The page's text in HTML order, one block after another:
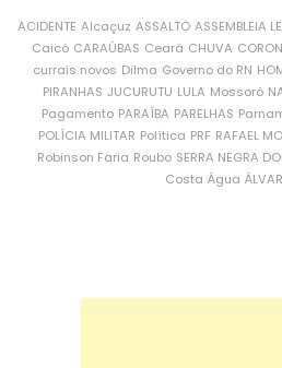
ACIDENTE Alcaçuz ASSALTO ASSEMBLEIA
Caicó CARAÚBAS Ceará CHUVA
currais novos Dilma Governo do RN
PIRANHAS JUCURUTU LULA Mossoró
Pagamento PARAÍBA PARELHAS
POLÍCIA MILITAR Política PRF RAFAEL
Robinson Faria Roubo SERRA NEGRA
Costa Água